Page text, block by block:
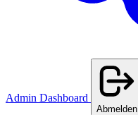
Admin Dashboard
Abmelden